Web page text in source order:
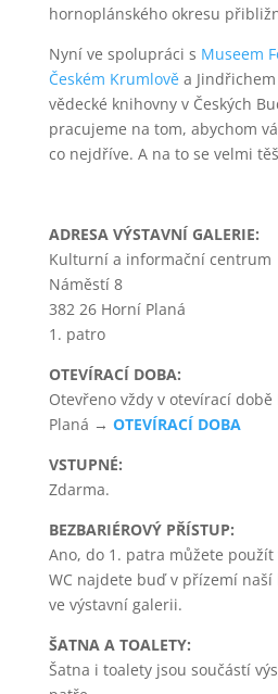
hornoplánského okresu
Nyní ve spolupráci s Museem
Českém Krumlověa Jindřichem
vědecké knihovny v Českých
pracujeme na tom, abychom
co nejdříve. A na to se velmi
ADRESA VÝSTAVNÍ GALERIE:
Kulturní a informační centrum
Náměstí 8
382 26 Horní Planá
1. patro
OTEVÍRACÍ DOBA:
Otevřeno vždy v otevírací
Planá → OTEVÍRACÍ DOBA
VSTUPNÉ:
Zdarma.
BEZBARIÉROVÝ PŘÍSTUP:
Ano, do 1. patra můžete
WC najdete buď v přízemí
ve výstavní galerii.
ŠATNA A TOALETY:
Šatna i toalety jsou součástí